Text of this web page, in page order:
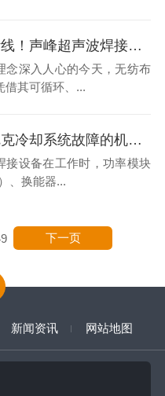
告别针线！声峰超声波焊接让无纺布手提袋“无缝”升级
念深入人心的今天，无纺布
借其可循环、...
泰索尼克冷却系统故障的机理分析与专业修复
接设备在工作时，功率模块
、换能器...
下一页
新闻资讯 网站地图